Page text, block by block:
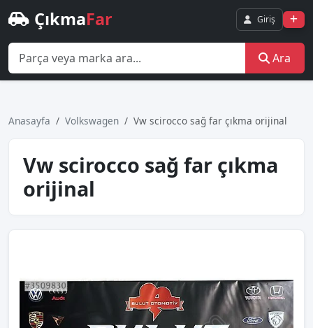
ÇıkmaFar Giriş
Ara
Anasayfa Volkswagen Vw scirocco sağ far çıkma orijinal
Vw scirocco sağ far çıkma
orijinal